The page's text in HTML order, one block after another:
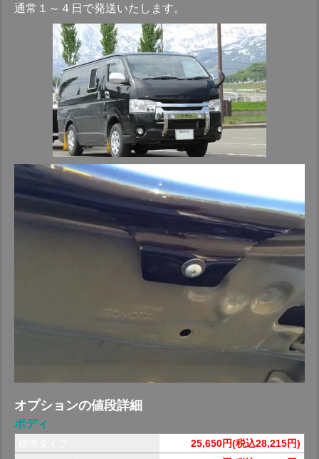
通常１～４日で発送いたします。
オプションの値段詳細
ボディ
25,650円(税込28,215円)